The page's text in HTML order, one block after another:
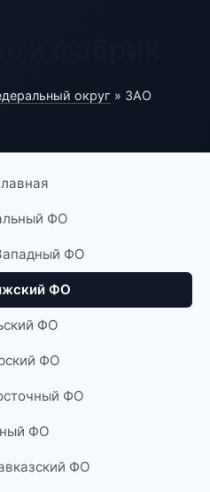
округ » ЗАО
ФО
ФО
ФО
ФО
ФО
ФО
ФО
ФО